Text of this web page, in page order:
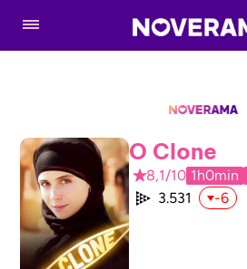
O Clone
8,1/10 1h0min
3.531
-6